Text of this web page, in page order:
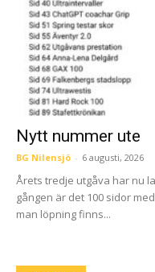
Nytt nummer ute
BG Nilensjö - 6 augusti, 2026
Årets tredje utgåva har nu
gången är det 100 sidor
man löpning finns...